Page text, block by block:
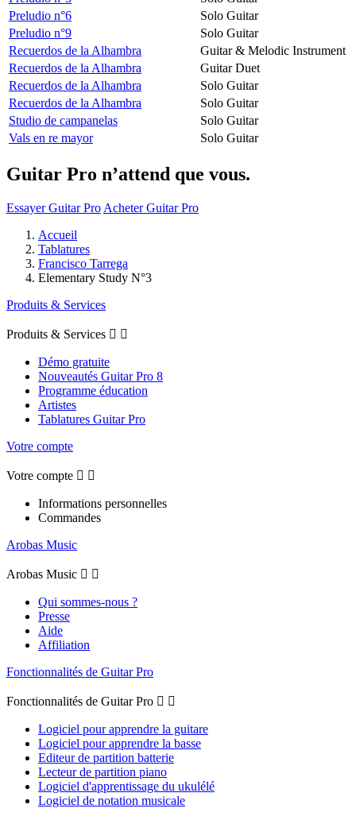
Preludio n°6
Solo Guitar
Preludio n°9
Solo Guitar
Recuerdos de la Alhambra
Guitar & Melodic Instrument
Recuerdos de la Alhambra
Guitar Duet
Recuerdos de la Alhambra
Solo Guitar
Recuerdos de la Alhambra
Solo Guitar
Studio de campanelas
Solo Guitar
Vals en re mayor
Solo Guitar
Guitar Pro n’attend que vous.
Essayer Guitar Pro Acheter Guitar Pro
Accueil
Tablatures
Francisco Tarrega
Elementary Study N°3
Produits & Services
Produits & Services  
Démo gratuite
Nouveautés Guitar Pro 8
Programme éducation
Artistes
Tablatures Guitar Pro
Votre compte
Votre compte  
Informations personnelles
Commandes
Arobas Music
Arobas Music  
Qui sommes-nous ?
Presse
Aide
Affiliation
Fonctionnalités de Guitar Pro
Fonctionnalités de Guitar Pro  
Logiciel pour apprendre la guitare
Logiciel pour apprendre la basse
Editeur de partition batterie
Lecteur de partition piano
Logiciel d'apprentissage du ukulélé
Logiciel de notation musicale